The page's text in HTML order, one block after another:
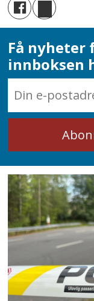
Få nyheter
innboksen